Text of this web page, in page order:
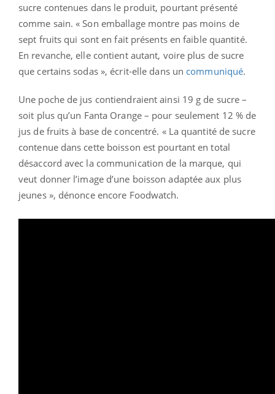
sucre contenues dans le produit, pourtant présenté
comme sain. « Son emballage montre pas moins de
sept fruits qui sont en fait présents en faible quantité.
En revanche, elle contient autant, voire plus de sucre
que certains sodas », écrit-elle dans un communiqué.
Une poche de jus contiendraient ainsi 19 g de sucre –
soit plus qu’un Fanta Orange – pour seulement 12 % de
jus de fruits à base de concentré. « La quantité de sucre
contenue dans cette boisson est pourtant en total
désaccord avec la communication de la marque, qui
veut donner l’image d’une boisson adaptée aux plus
jeunes », dénonce encore Foodwatch.